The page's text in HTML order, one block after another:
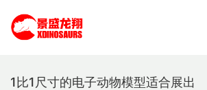
1比1尺寸的电子动物模型适合展出